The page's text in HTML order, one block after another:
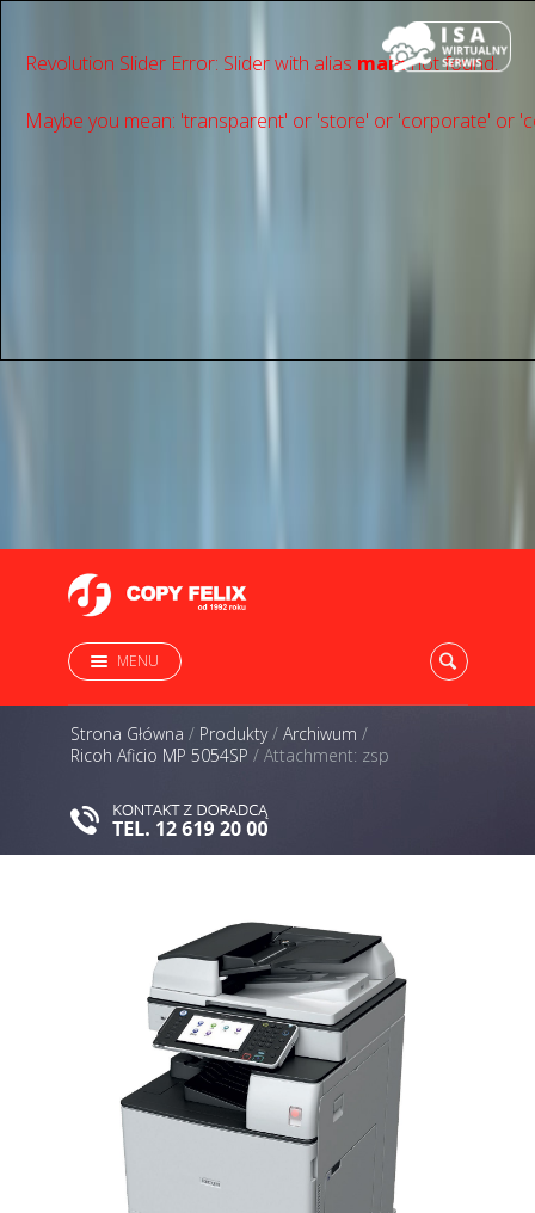
Revolution Slider Error: Slider with alias mainnot found.
Maybe you mean: 'transparent' or 'store' or 'сorporate' or
MENU
Strona Główna / Produkty/ Archiwum /
Ricoh Aficio MP 5054SP / Attachment: zsp